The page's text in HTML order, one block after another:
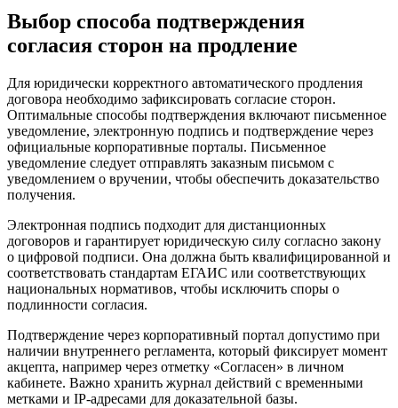
Выбор способа подтверждения
согласия сторон на продление
Для юридически корректного автоматического продления
договора необходимо зафиксировать согласие сторон.
Оптимальные способы подтверждения включают письменное
уведомление, электронную подпись и подтверждение через
официальные корпоративные порталы. Письменное
уведомление следует отправлять заказным письмом с
уведомлением о вручении, чтобы обеспечить доказательство
получения.
Электронная подпись подходит для дистанционных
договоров и гарантирует юридическую силу согласно закону
о цифровой подписи. Она должна быть квалифицированной и
соответствовать стандартам ЕГАИС или соответствующих
национальных нормативов, чтобы исключить споры о
подлинности согласия.
Подтверждение через корпоративный портал допустимо при
наличии внутреннего регламента, который фиксирует момент
акцепта, например через отметку «Согласен» в личном
кабинете. Важно хранить журнал действий с временными
метками и IP-адресами для доказательной базы.